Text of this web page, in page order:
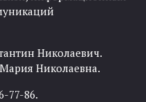
Николаевич.
Николаевна.
77-86.